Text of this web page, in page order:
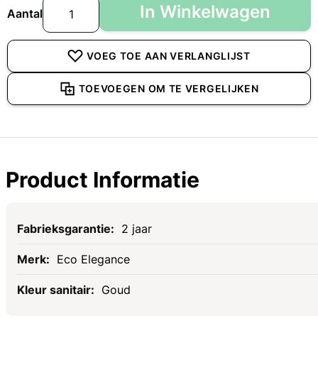
Aantal In Winkelwagen
VOEG TOE AAN VERLANGLIJST
TOEVOEGEN OM TE VERGELIJKEN
Product Informatie
Specificaties
2 jaar
Eco Elegance
Goud